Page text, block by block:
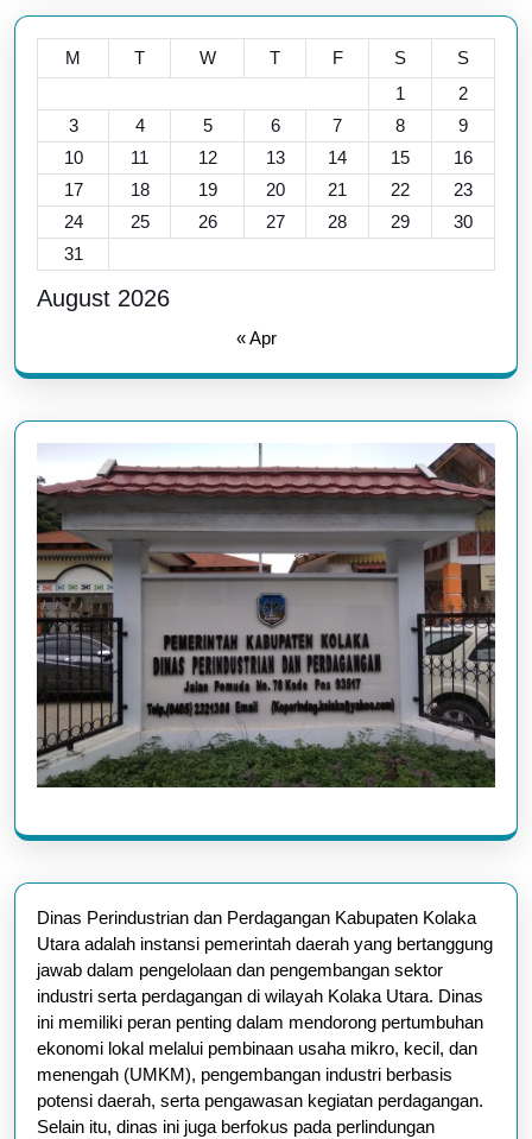
August 2026
M T W T F S
S
1
2
3
4 5 6 7 8
9
10
11 12 13 14 15
16
17
18 19 20 21 22
23
24
25 26 27 28 29
30
31
« Apr
Dinas Perindustrian dan Perdagangan Kabupaten Kolaka
Utara adalah instansi pemerintah daerah yang bertanggung
jawab dalam pengelolaan dan pengembangan sektor
industri serta perdagangan di wilayah Kolaka Utara. Dinas
ini memiliki peran penting dalam mendorong pertumbuhan
ekonomi lokal melalui pembinaan usaha mikro, kecil, dan
menengah (UMKM), pengembangan industri berbasis
potensi daerah, serta pengawasan kegiatan perdagangan.
Selain itu, dinas ini juga berfokus pada perlindungan